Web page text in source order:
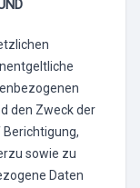
den Zweck der
sowie zu
Daten